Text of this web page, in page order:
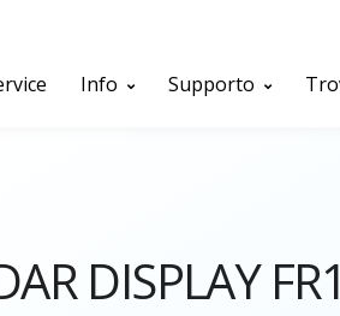
Info Supporto
DISPLAY